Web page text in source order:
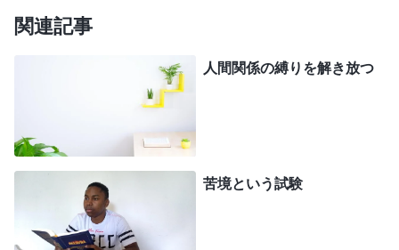
わり）。特にという部分が心に刺さりました。最近
の振る舞いを振り返ると、本分を尽くしているよう
に見えながら、事あるごとに自分の利益と地位を守
なが彼女を尊敬しているのを見て、立場が脅かされ
るのではと危機感を抱いた。密かに張り合い、自分
と彼女を比べ、わたしのほうが優れてるとみんなに
思わせようとした。みんなの尊敬を取り戻したかっ
関連記事
人間関係の縛りを解き放つ
苦境という試験